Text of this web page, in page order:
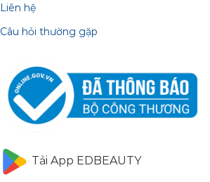
Liên hệ
Câu hỏi thường gặp
Tải App EDBEAUTY